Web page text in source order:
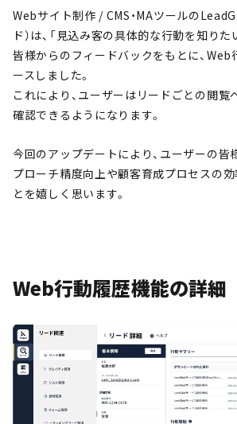
Webサイト制作 / CMS・MAツールの
ド）は、「見込み客の具体的な行動を知り
皆様からのフィードバックをもとに、Web
ースしました。
これにより、ユーザーはリードごとの閲覧
確認できるようになります。
今回のアップデートにより、ユーザーの皆
プローチ精度向上や顧客育成プロセスの
とを嬉しく思います。
Web行動履歴機能の詳細